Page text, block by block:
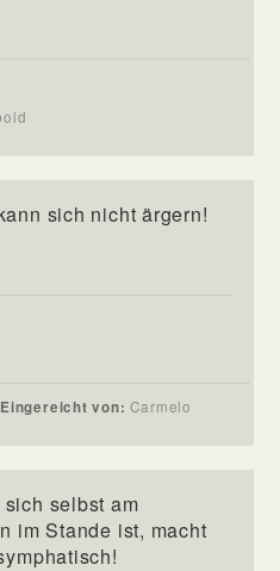
sich nicht ärgern!
Eingereicht von:Carmelo
selbst am
im Stande ist, macht